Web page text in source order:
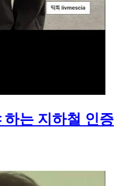
하는 지하철 인증